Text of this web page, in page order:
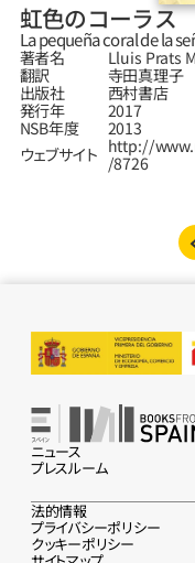
虹色のコーラス
La pequeña coral de la
著者名
Lluis Prats
翻訳
寺田真理子
出版社
西村書店
発行年
2017
NSB年度
2013
ウェブサイト http://
/8726
ニュース
プレスルーム
法的情報
プライバシーポリシー
クッキーポリシー